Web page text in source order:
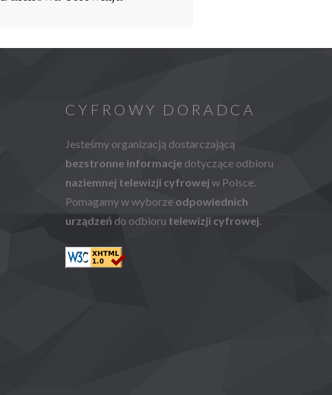
CYFROWY DORADCA
Jesteśmy organizacją dostarczającą
bezstronne informacjedotyczące odbioru
naziemnej telewizji cyfrowej w Polsce.
Pomagamy w wyborze odpowiednich
urządzeń do odbioru telewizji cyfrowej